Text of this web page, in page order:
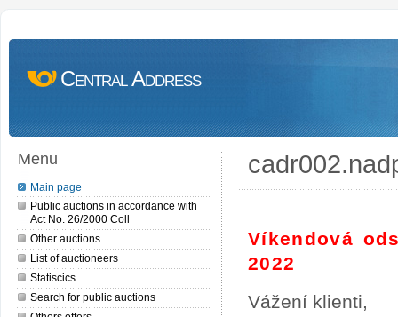
Central Address
Menu
Main page
Public auctions in accordance with
Act No. 26/2000 Coll
Other auctions
List of auctioneers
Statiscics
Search for public auctions
Víkendová
2022
Vážení klienti,